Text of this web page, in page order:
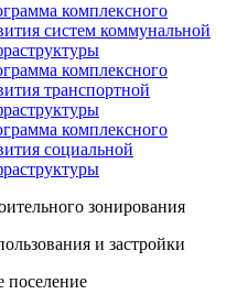
комплексного
систем коммунальной
комплексного
транспортной
комплексного
социальной
зонирования
и застройки
поселение